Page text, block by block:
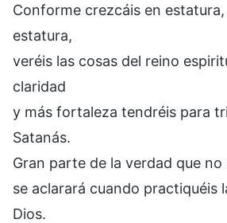
Conforme crezcáis en
estatura,
veréis las cosas del reino
claridad
y más fortaleza tendréis para
Satanás.
Gran parte de la verdad que no
se aclarará cuando practiquéis
Dios.